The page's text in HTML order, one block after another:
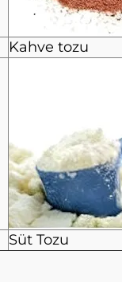
Kahve tozu
Süt Tozu